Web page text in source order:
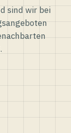
sind wir bei